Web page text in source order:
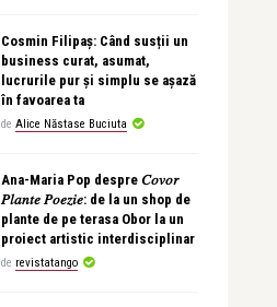
Cosmin Filipaș: Când susții un
business curat, asumat,
lucrurile pur și simplu se așază
în favoarea ta
de Alice Năstase Buciuta
Ana-Maria Pop despre 𝐶𝑜𝑣𝑜𝑟
𝑃𝑙𝑎𝑛𝑡𝑒 𝑃𝑜𝑒𝑧𝑖𝑒: de la un shop de
plante de pe terasa Obor la un
proiect artistic interdisciplinar
de revistatango